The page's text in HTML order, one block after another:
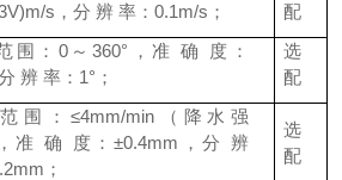
s，分 辨 率：0.1m/s；
配
围：0～360°，准 确 度：
辨 率：1°；
选
配
围：≤4mm/min（降水强
准 确 度：±0.4mm，分 辨
；
选
配